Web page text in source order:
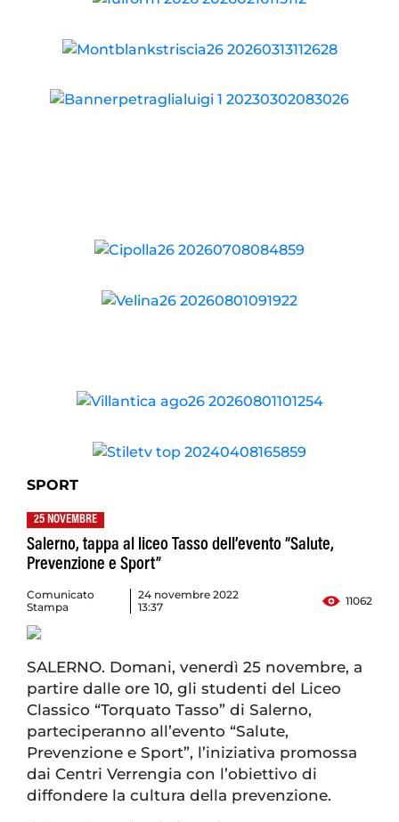
SPORT
25 NOVEMBRE
Salerno, tappa al liceo Tasso dell’evento “Salute,
Prevenzione e Sport”
Comunicato
Stampa
24 novembre 2022
13:37
11062
SALERNO. Domani, venerdì 25 novembre, a
partire dalle ore 10, gli studenti del Liceo
Classico “Torquato Tasso” di Salerno,
parteciperanno all’evento “Salute,
Prevenzione e Sport”, l’iniziativa promossa
dai Centri Verrengia con l’obiettivo di
diffondere la cultura della prevenzione.